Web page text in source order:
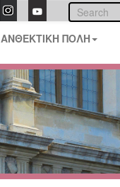
ΑΝΘΕΚΤΙΚΗ ΠΟΛΗ